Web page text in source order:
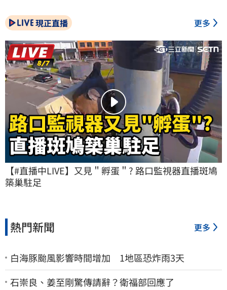
現正直播 更多
【#直播中LIVE】又見＂孵蛋＂? 路口監視器直播斑鳩
築巢駐足
熱門新聞 更多
白海豚颱風影響時間增加 1地區恐炸雨3天
石崇良、姜至剛驚傳請辭？衛福部回應了